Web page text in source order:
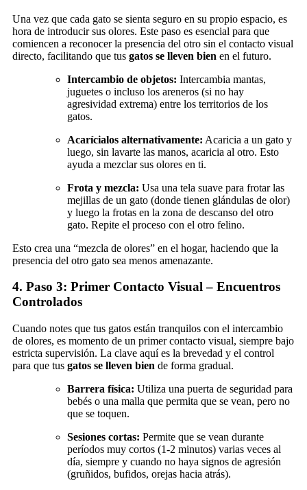
Una vez que cada gato se sienta seguro en su propio espacio, es
hora de introducir sus olores. Este paso es esencial para que
comiencen a reconocer la presencia del otro sin el contacto visual
directo, facilitando que tus gatos se lleven bien en el futuro.
Intercambio de objetos: Intercambia mantas,
juguetes o incluso los areneros (si no hay
agresividad extrema) entre los territorios de los
gatos.
Acarícialos alternativamente: Acaricia a un gato y
luego, sin lavarte las manos, acaricia al otro. Esto
ayuda a mezclar sus olores en ti.
Frota y mezcla: Usa una tela suave para frotar las
mejillas de un gato (donde tienen glándulas de olor)
y luego la frotas en la zona de descanso del otro
gato. Repite el proceso con el otro felino.
Esto crea una “mezcla de olores” en el hogar, haciendo que la
presencia del otro gato sea menos amenazante.
4. Paso 3: Primer Contacto Visual – Encuentros
Controlados
Cuando notes que tus gatos están tranquilos con el intercambio
de olores, es momento de un primer contacto visual, siempre bajo
estricta supervisión. La clave aquí es la brevedad y el control
para que tus gatos se lleven bien de forma gradual.
Barrera física: Utiliza una puerta de seguridad para
bebés o una malla que permita que se vean, pero no
que se toquen.
Sesiones cortas: Permite que se vean durante
períodos muy cortos (1-2 minutos) varias veces al
día, siempre y cuando no haya signos de agresión
(gruñidos, bufidos, orejas hacia atrás).